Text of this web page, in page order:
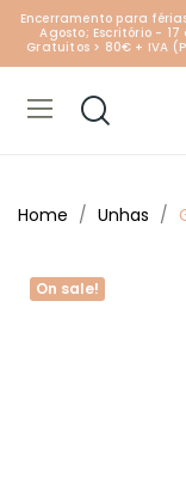
Encerramento para
Agosto; Escritório - 17
Gratuitos > 80€ + IVA
Home Unhas
On sale!